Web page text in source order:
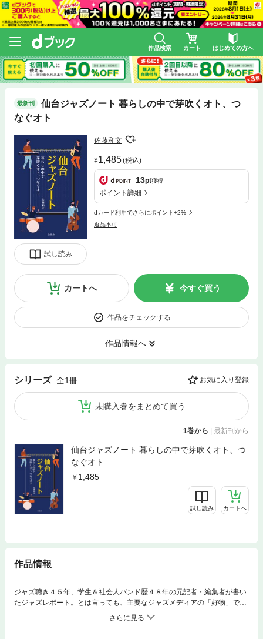
作品検索 カート はじめての方へ
最新刊
仙台ジャズノート 暮らしの中で芽吹くオト、つ
なぐオト
試し読み
佐藤和文
1,485(税込)
13pt獲得
ポイント詳細
dカード利用でさらにポイント+2%
返品不可
カートへ 今すぐ買う
作品をチェックする
作品情報へ
シリーズ 全1冊 お気に入り登録
未購入巻をまとめて買う
1巻から | 最新刊から
仙台ジャズノート 暮らしの中で芽吹くオト、つ
なぐオト
1,485
試し読み カートへ
作品情報
ジャズ聴き４５年、学生＆社会人バンド歴４８年の元記者・編集者が書い
たジャズレポート。とは言っても、主要なジャズメディアの「好物」であ
る世界に名だたるミュージシャンが登場するわけではありません。身近な
ライブ会場やストリートで見聴きした「身近な演奏者たち」へのアクセス
の記録です。登場するのは小学生から８０代のシニア世代まで。たとえば